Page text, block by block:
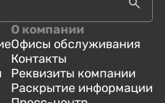
О компании
Офисы обслуживания
Контакты
Реквизиты компании
Раскрытие информации